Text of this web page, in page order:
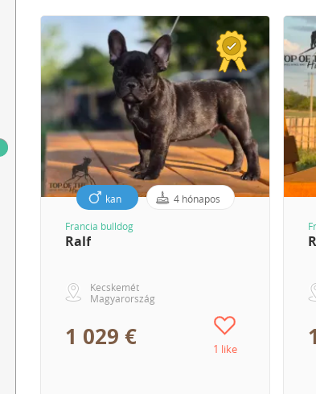
kan 4 hónapos
Francia bulldog
Ralf
Kecskemét
Magyarország
1 029 € 1 like